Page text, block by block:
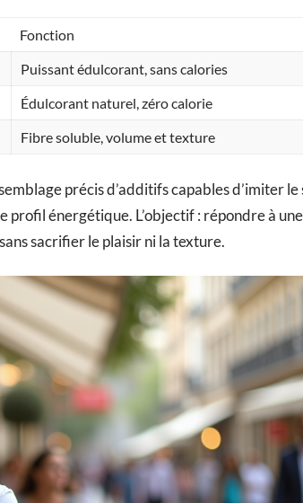
Fonction
Puissant édulcorant, sans calories
Édulcorant naturel, zéro calorie
Fibre soluble, volume et texture
précis d’additifs capables d’imiter le
profil énergétique. L’objectif : répondre à une
sacrifier le plaisir ni la texture.